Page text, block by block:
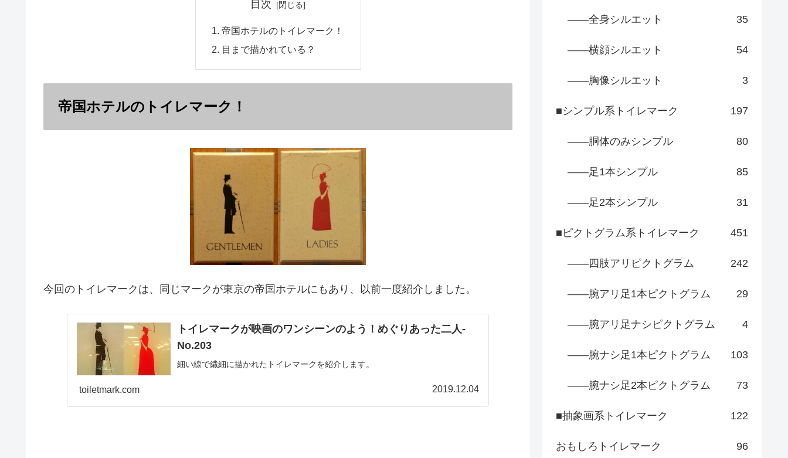
目次
帝国ホテルのトイレマーク！
目まで描かれている？
帝国ホテルのトイレマーク！
今回のトイレマークは、同じマークが東京の帝国ホテルにもあり、以前一度紹介しました。
トイレマークが映画のワンシーンのよう！めぐりあった二人‐
No.203
細い線で繊細に描かれたトイレマークを紹介します。
toiletmark.com 2019.12.04
――全身シルエット 35
――横顔シルエット 54
――胸像シルエット 3
■シンプル系トイレマーク 197
――胴体のみシンプル 80
――足1本シンプル 85
――足2本シンプル 31
■ピクトグラム系トイレマーク 451
――四肢アリピクトグラム 242
――腕アリ足1本ピクトグラム 29
――腕アリ足ナシピクトグラム 4
――腕ナシ足1本ピクトグラム 103
――腕ナシ足2本ピクトグラム 73
■抽象画系トイレマーク 122
おもしろトイレマーク 96